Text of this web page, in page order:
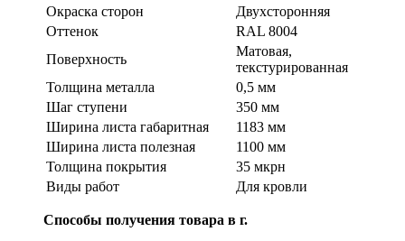
Окраска сторон
Двухсторонняя
Оттенок
RAL 8004
Поверхность
Матовая,
текстурированная
Толщина металла
0,5 мм
Шаг ступени
350 мм
Ширина листа габаритная
1183 мм
Ширина листа полезная
1100 мм
Толщина покрытия
35 мкрн
Виды работ
Для кровли
Способы получения товара в г.